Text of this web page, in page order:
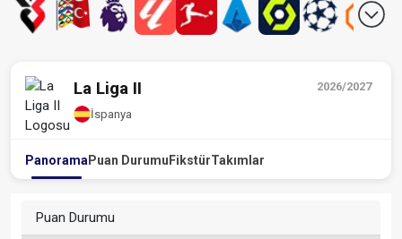
2026/2027
La Liga II
İspanya
Panorama Puan Durumu FikstürTakımlar
Puan Durumu